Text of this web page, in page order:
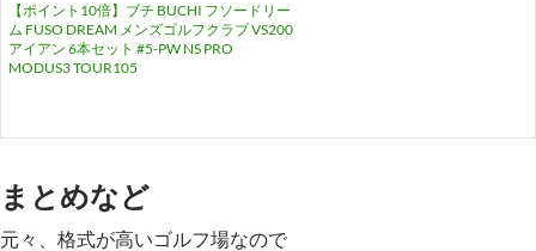
【ポイント10倍】ブチ BUCHI フソードリー
ム FUSO DREAM メンズゴルフクラブ VS200
アイアン 6本セット #5-PW NS PRO
MODUS3 TOUR105
まとめなど
元々、格式が高いゴルフ場なので